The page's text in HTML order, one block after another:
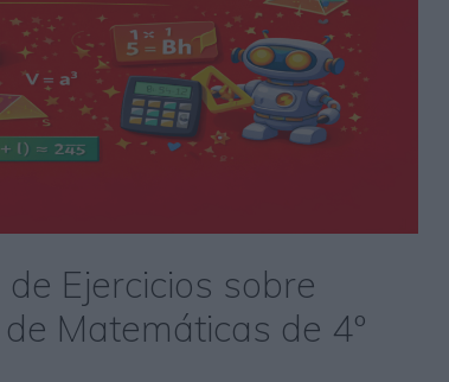
Ejercicios sobre
Matemáticas de 4º